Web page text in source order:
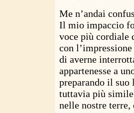
Me n’andai
Il mio impaccio
voce più cordiale
con
di averne
appartenesse a
preparando il suo
tuttavia più simile
nelle nostre